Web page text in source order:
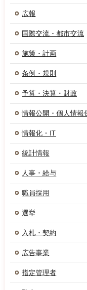
広報
国際交流・都市交流
施策・計画
条例・規則
予算・決算・財政
情報公開・個人情報
情報化・IT
統計情報
人事・給与
職員採用
選挙
入札・契約
広告事業
指定管理者